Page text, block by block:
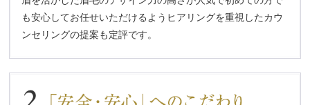
も安心してお任せいただけるようヒアリングを重視したカウ
ンセリングの提案も定評です。